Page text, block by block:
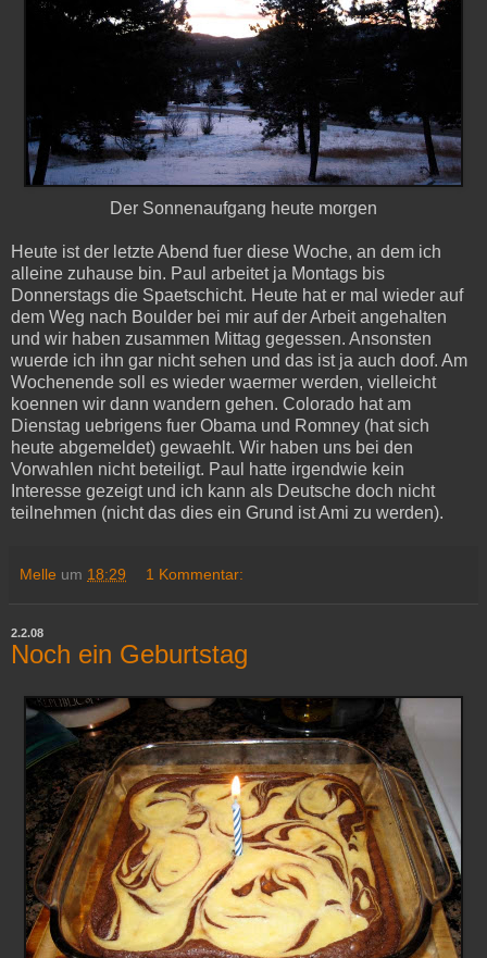
Der Sonnenaufgang heute morgen
Heute ist der letzte Abend fuer diese Woche, an dem ich
alleine zuhause bin. Paul arbeitet ja Montags bis
Donnerstags die Spaetschicht. Heute hat er mal wieder auf
dem Weg nach Boulder bei mir auf der Arbeit angehalten
und wir haben zusammen Mittag gegessen. Ansonsten
wuerde ich ihn gar nicht sehen und das ist ja auch doof. Am
Wochenende soll es wieder waermer werden, vielleicht
koennen wir dann wandern gehen. Colorado hat am
Dienstag uebrigens fuer Obama und Romney (hat sich
heute abgemeldet) gewaehlt. Wir haben uns bei den
Vorwahlen nicht beteiligt. Paul hatte irgendwie kein
Interesse gezeigt und ich kann als Deutsche doch nicht
teilnehmen (nicht das dies ein Grund ist Ami zu werden).
Melle um 18:29 1 Kommentar:
2.2.08
Noch ein Geburtstag